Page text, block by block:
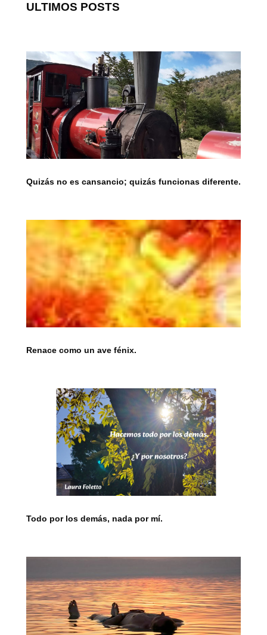
ULTIMOS POSTS
Quizás no es cansancio; quizás funcionas diferente.
Renace como un ave fénix.
Todo por los demás, nada por mí.